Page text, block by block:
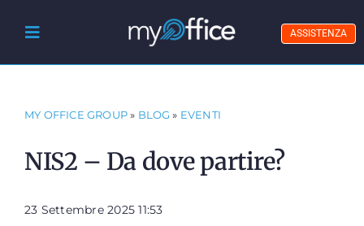
Toggle
Navigation
Chi Siamo
Prodotti IT
ASSISTENZA
MY OFFICE GROUP» BLOG » EVENTI
NIS2 – Da dove partire?
23 Settembre 2025 11:53